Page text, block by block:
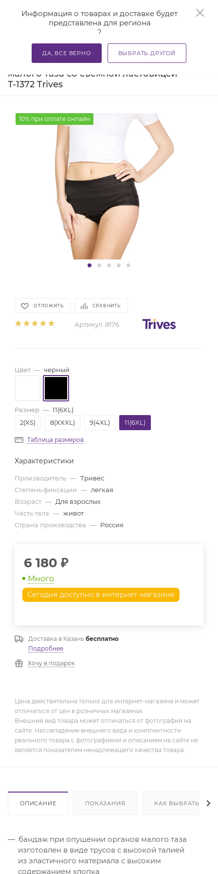
Информация о товарах и доставке будет
представлена для региона
?
ДА, ВСЕ ВЕРНО ВЫБРАТЬ ДРУГОЙ
Главная — Каталог — Бандажи и корсеты — Бандажи
Бандаж при опущении органов
малого таза со съемной ластовицей
Т-1372 Trives
10% при оплате онлайн
ОТЛОЖИТЬ СРАВНИТЬ
Артикул: 8176
Цвет — черный
Размер — 11(6XL)
2(XS)
8(XXXL) 9(4XL) 11(6XL)
Таблица размеров
Характеристики
Производитель — Тривес
Степень фиксации — легкая
Возраст — Для взрослых
Часть тела — живот
Страна производства — Россия
6 180 ₽
Много
Сегодня доступно в интернет-магазине
Доставка в Казань бесплатно
Подробнее
Хочу в подарок
Цена действительна только для интернет-магазина и может
отличаться от цен в розничных магазинах.
Внешний вид товара может отличаться от фотографий на
сайте. Несовпадение внешнего вида и комплектности
реального товара с фотографиями и описанием на сайте не
является показателем ненадлежащего качества товара.
ОПИСАНИЕ ПОКАЗАНИЯ КАК ВЫБРАТЬ
бандаж при опущении органов малого таза
изготовлен в виде трусов с высокой талией
из эластичного материала с высоким
содержанием хлопка